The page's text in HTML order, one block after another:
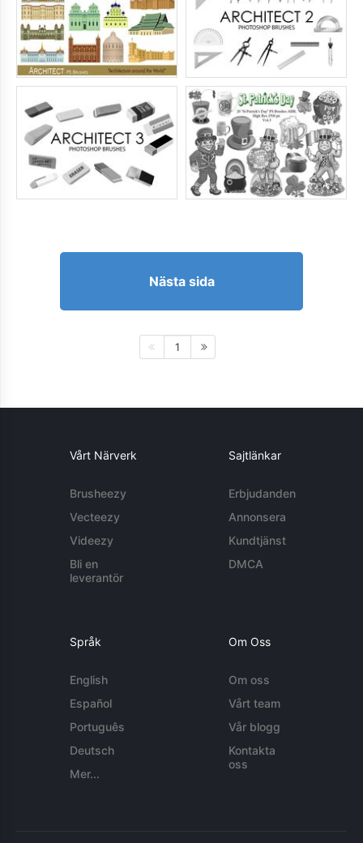
Nästa sida
1
Vårt Närverk
Brusheezy
Vecteezy
Videezy
Bli en
leverantör
Sajtlänkar
Erbjudanden
Annonsera
Kundtjänst
DMCA
Språk
English
Español
Português
Deutsch
Mer...
Om Oss
Om oss
Vårt team
Vår blogg
Kontakta
oss